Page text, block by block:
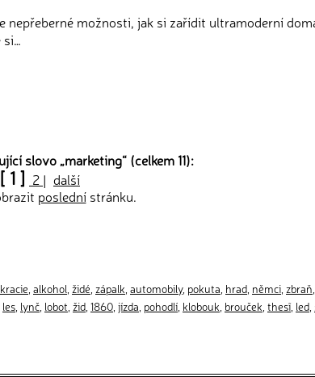
nepřeberné možnosti, jak si zařídit ultramoderní
si…
slovo „marketing“ (celkem 11):
[ 1 ] 2 | další
poslednístránku.
alkohol židé zápalk automobily, pokuta hrad němci zbraň
les lynč lobot žid 1860 jízda pohodlí klobouk brouček thesĩ, led